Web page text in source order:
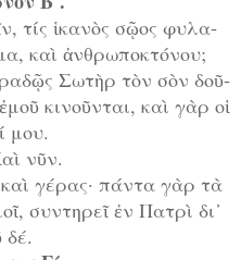
τίς ἱ­κα­νὸς σῷ­ος φυ­λα­
καὶ ἀν­θρω­πο­κτό­νου;
Σω­τὴρ τὸν σὸν δοῦ­
κι­νοῦν­ται, καὶ γὰρ οἱ
μου.
νῦν.
γέ­ρας· πάν­τα γὰρ τὰ
συν­τη­ρεῖ ἐν Πα­τρὶ δι᾿
δέ.